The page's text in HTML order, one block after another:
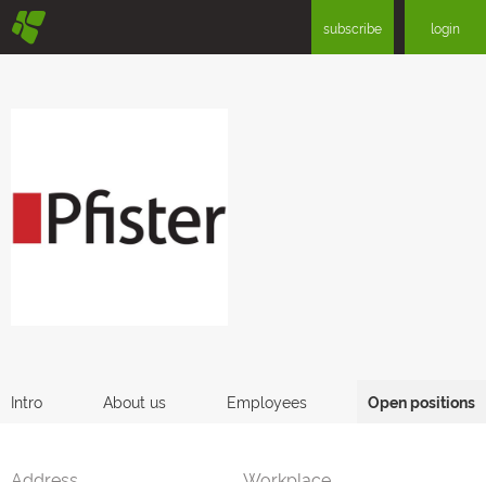
§ subscribe login
Intro About us Employees Open positions